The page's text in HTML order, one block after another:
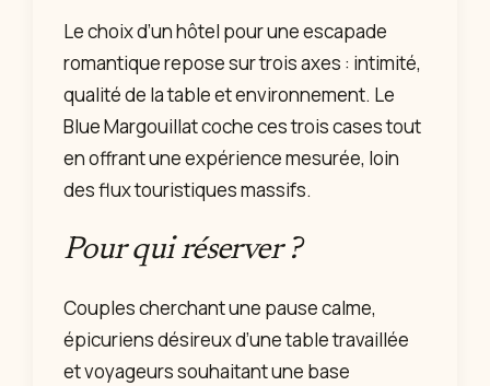
Le choix d’un hôtel pour une escapade
romantique repose sur trois axes : intimité,
qualité de la table et environnement. Le
Blue Margouillat coche ces trois cases tout
en offrant une expérience mesurée, loin
des flux touristiques massifs.
Pour qui réserver ?
Couples cherchant une pause calme,
épicuriens désireux d’une table travaillée
et voyageurs souhaitant une base